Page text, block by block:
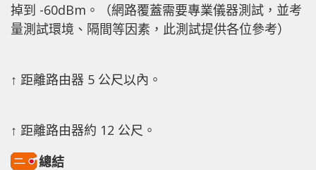
掉到 -60dBm。（網路覆蓋需要專業儀器測試，並考
量測試環境、隔間等因素，此測試提供各位參考）
↑ 距離路由器 5 公尺以內。
↑ 距離路由器約 12 公尺。
總結